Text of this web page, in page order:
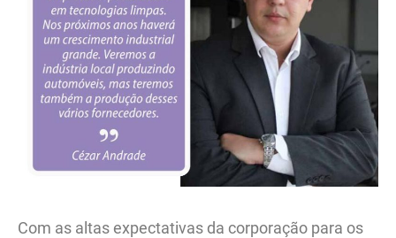
Com as altas expectativas da corporação para os